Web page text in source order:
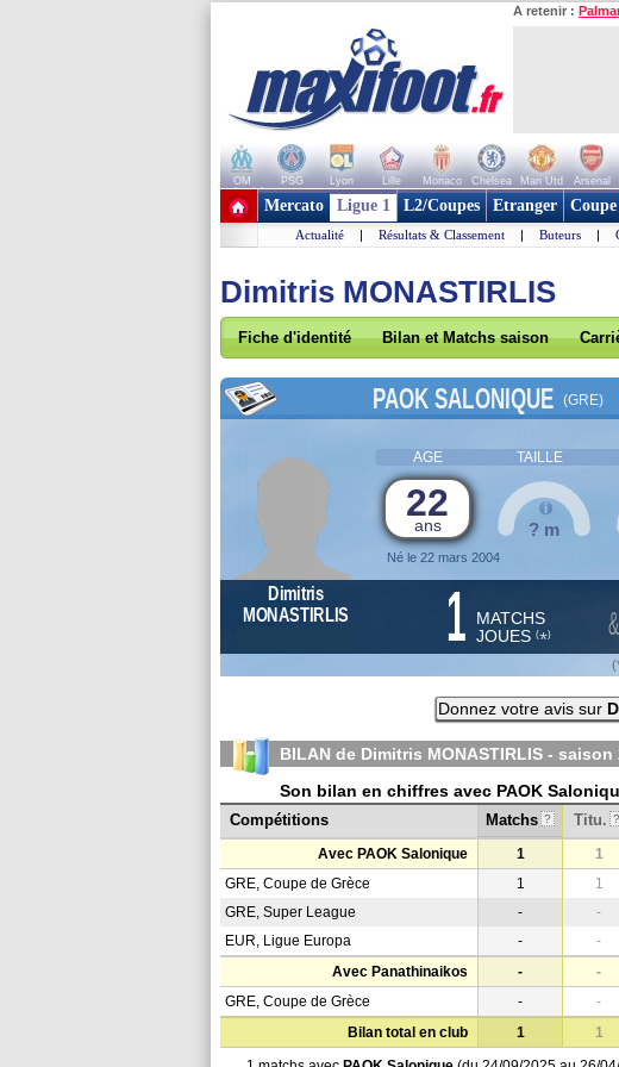
A retenir :
OM PSG Lyon Lille Monaco Chelsea Man Utd Arsenal
+ de clubs
Mercato Ligue 1 L2/Coupes Etranger
Actualité | Résultats & Classement | Buteurs |
Dimitris MONASTIRLIS
Fiche d'identité Bilan et Matchs saison
PAOK SALONIQUE (GRE)
AGE TAILLE
22
ans
Né le 22 mars 2004
? m
Dimitris
MONASTIRLIS
1 MATCHS
JOUES (*) &
Donnez votre avis sur
BILAN de Dimitris MONASTIRLIS - saison
Son bilan en chiffres avec PAOK
Compétitions
Matchs ? Titu. ?
Avec PAOK Salonique 1 1
GRE, Coupe de Grèce
1 1
GRE, Super League
- -
EUR, Ligue Europa
- -
Avec Panathinaikos
- -
GRE, Coupe de Grèce
- -
Bilan total en club
1 1